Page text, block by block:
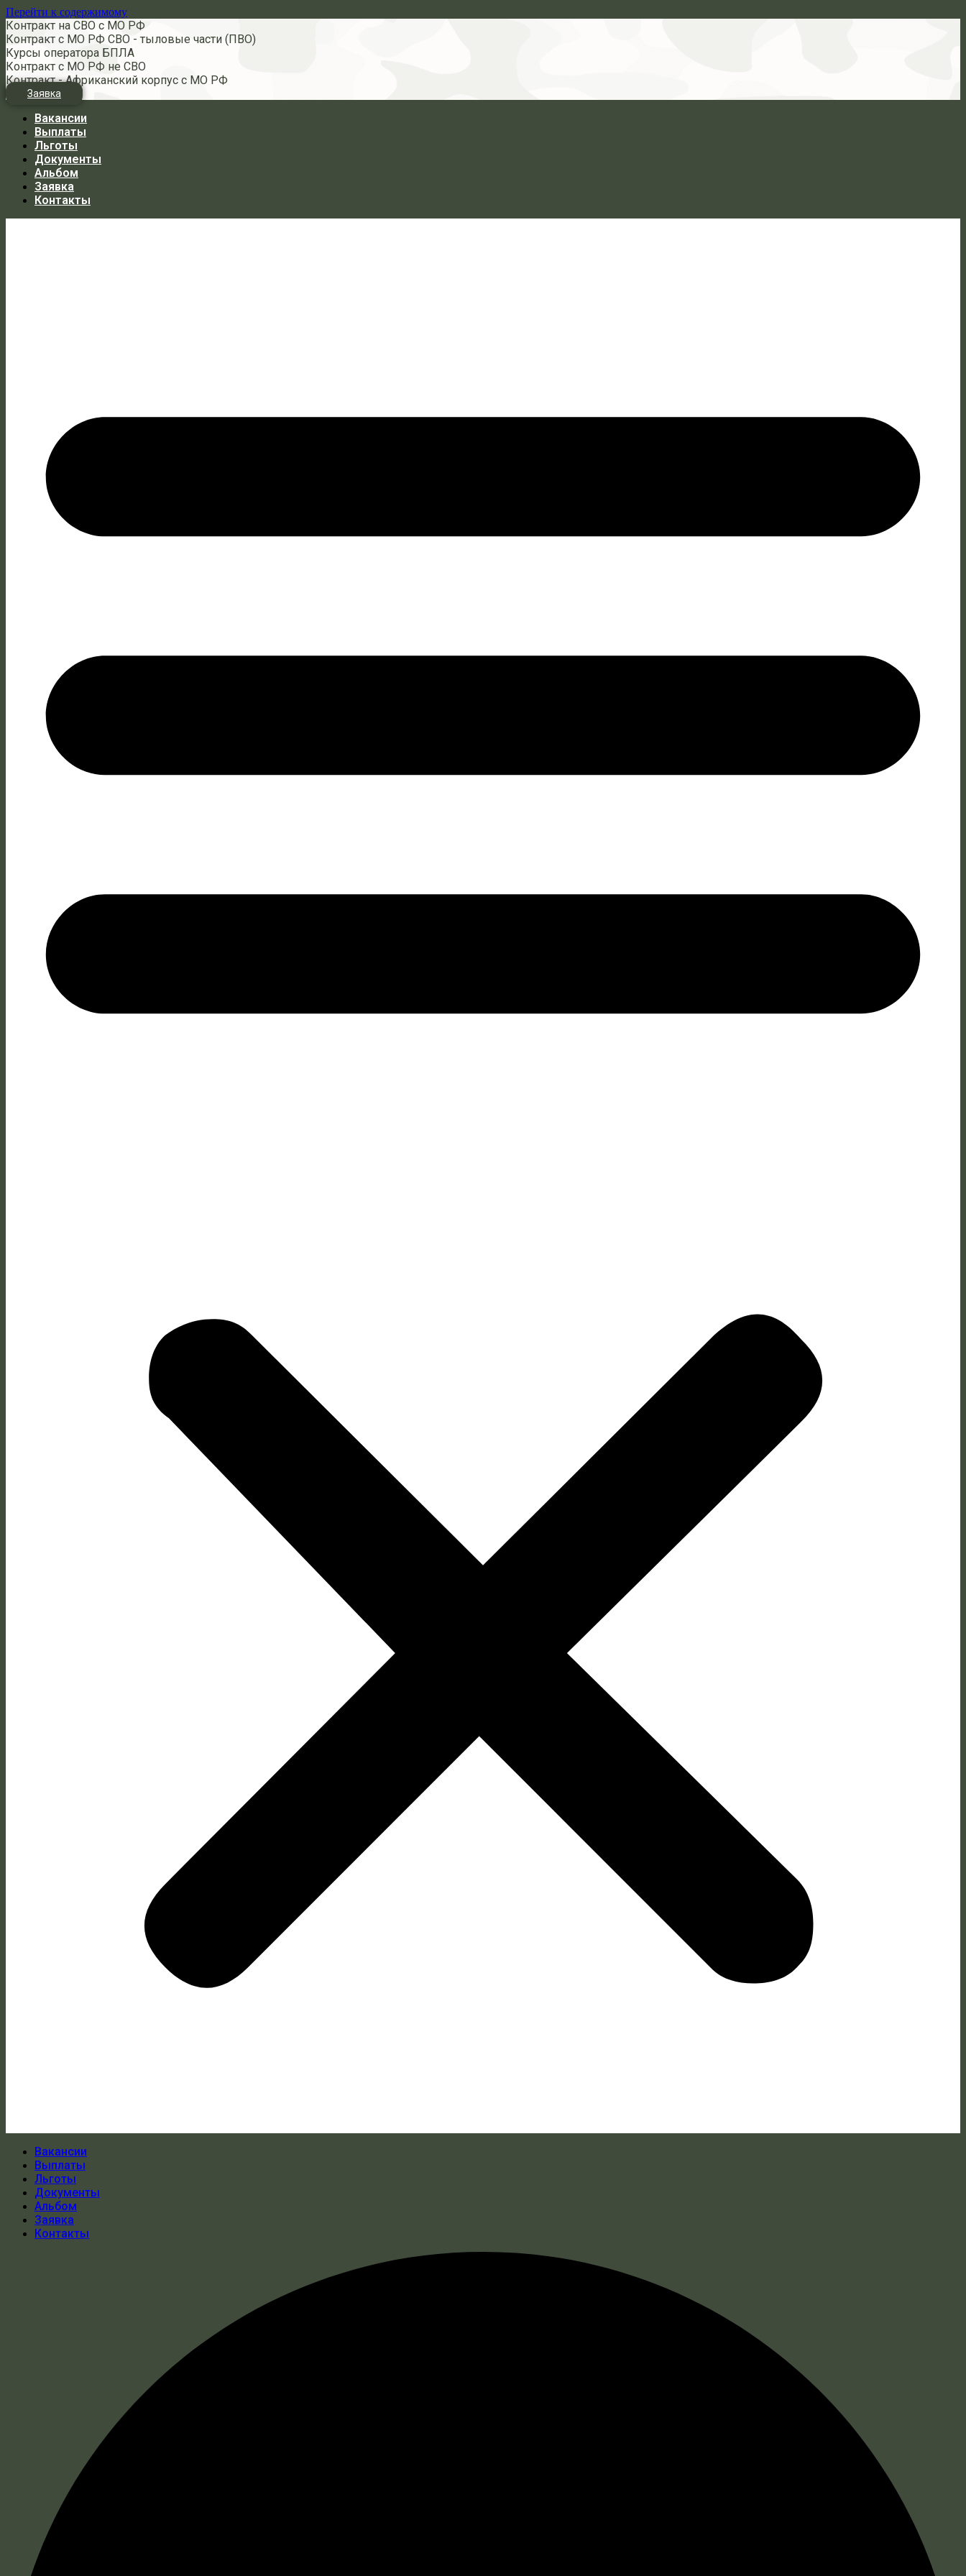
Перейти к содержимому
Контракт на СВО с МО РФ
Контракт с МО РФ СВО - тыловые части (ПВО)
Курсы оператора БПЛА
Контракт с МО РФ не СВО
Контракт - Африканский корпус с МО РФ
Заявка
Вакансии
Выплаты
Льготы
Документы
Альбом
Заявка
Контакты
Вакансии
Выплаты
Льготы
Документы
Альбом
Заявка
Контакты